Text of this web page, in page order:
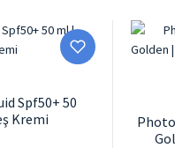
Spf50+ 50
Kremi